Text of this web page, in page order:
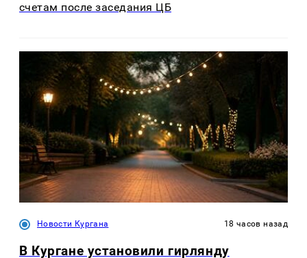
счетам после заседания ЦБ
Новости Кургана 18 часов назад
В Кургане установили гирлянду